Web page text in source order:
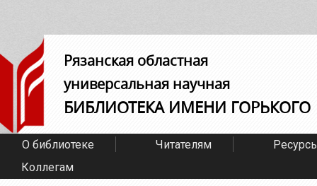
Рязанская областная
универсальная научная
БИБЛИОТЕКА ИМЕНИ ГОРЬКОГО
О библиотеке Читателям
Коллегам